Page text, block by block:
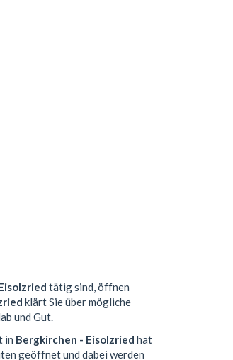
tätig sind, öffnen
klärt Sie über mögliche
und Gut.
in Bergkirchen - Eisolzried hat
geöffnet und dabei werden